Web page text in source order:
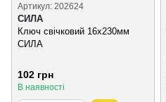
Артикул: 202624
СИЛА
Ключ свічковий 16x230мм
СИЛА
102 грн
В наявності